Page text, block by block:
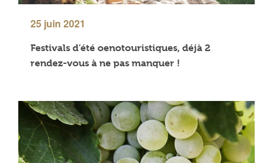
25 juin 2021
Festivals d’été oenotouristiques, déjà 2
rendez-vous à ne pas manquer !